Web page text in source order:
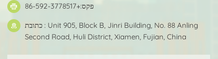
פקס:+86-592-3778517
כתובת : Unit 905, Block B, Jinri Building, No. 88 Anling
Second Road, Huli District, Xiamen, Fujian, China